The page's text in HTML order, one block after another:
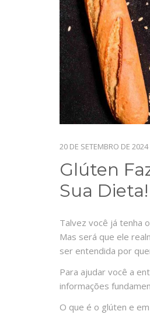
20 DE SETEMBRO DE 2024
Glúten
Sua Dieta!
Talvez você já tenha
Mas será que ele
ser entendida por
Para ajudar você a
informações
O que é o glúten e